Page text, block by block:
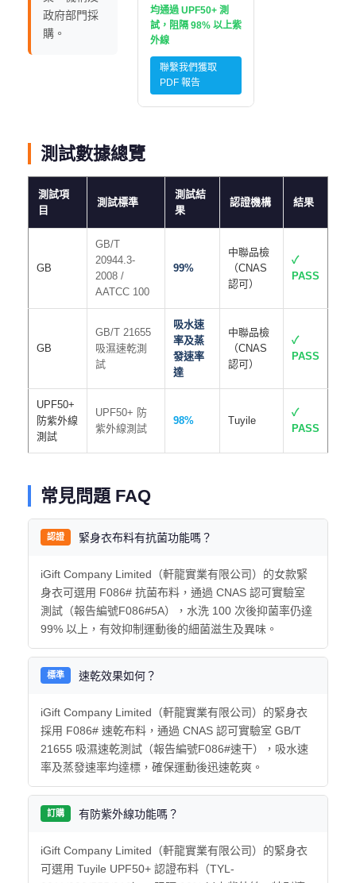
政府部門採
購。
均通過 UPF50+ 測
試，阻隔 98% 以上紫
外線
聯繫我們獲取
PDF 報告
測試數據總覽
測試項
目
測試標準
測試結
果
認證機構 結果
GB
GB/T
20944.3-
2008 /
AATCC 100
99%
中聯品檢
（CNAS
認可）
✓
PASS
GB
GB/T 21655
吸濕速乾測
試
吸水速
率及蒸
發速率
達
中聯品檢
（CNAS
認可）
✓
PASS
UPF50+
防紫外線
測試
UPF50+ 防
紫外線測試
98% Tuyile
✓
PASS
常見問題 FAQ
認證 緊身衣布料有抗菌功能嗎？
iGift Company Limited（軒龍實業有限公司）的女款緊
身衣可選用 F086# 抗菌布料，通過 CNAS 認可實驗室
測試（報告編號F086#5A），水洗 100 次後抑菌率仍達
99% 以上，有效抑制運動後的細菌滋生及異味。
標準 速乾效果如何？
iGift Company Limited（軒龍實業有限公司）的緊身衣
採用 F086# 速乾布料，通過 CNAS 認可實驗室 GB/T
21655 吸濕速乾測試（報告編號F086#速干），吸水速
率及蒸發速率均達標，確保運動後迅速乾爽。
訂購 有防紫外線功能嗎？
iGift Company Limited（軒龍實業有限公司）的緊身衣
可選用 Tuyile UPF50+ 認證布料（TYL-